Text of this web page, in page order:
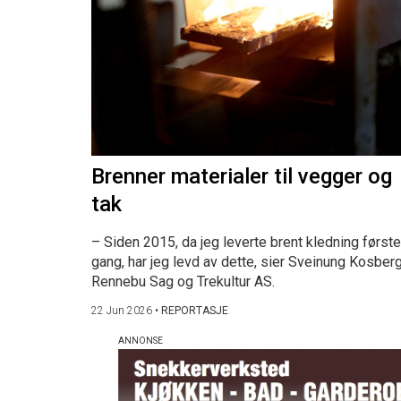
Brenner materialer til vegger og
tak
– Siden 2015, da jeg leverte brent kledning første
gang, har jeg levd av dette, sier Sveinung
Rennebu Sag og Trekultur AS.
22 Jun 2026 • REPORTASJE